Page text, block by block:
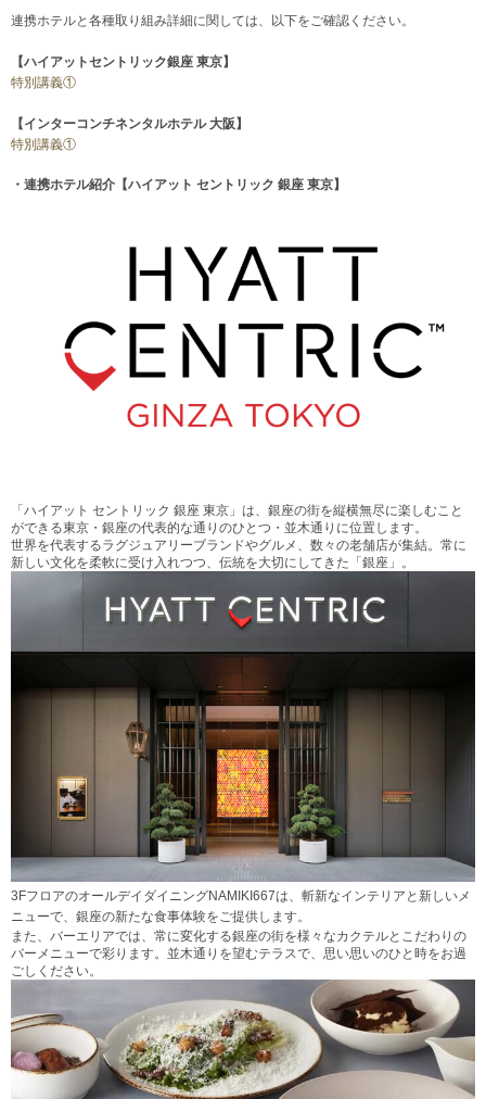
連携ホテルと各種取り組み詳細に関しては、以下をご確認ください。
【ハイアットセントリック銀座 東京】
特別講義①
【インターコンチネンタルホテル 大阪】
特別講義①
・連携ホテル紹介【ハイアット セントリック 銀座 東京】
「ハイアット セントリック 銀座 東京」は、銀座の街を縦横無尽に楽しむこと
ができる東京・銀座の代表的な通りのひとつ・並木通りに位置します。
世界を代表するラグジュアリーブランドやグルメ、数々の老舗店が集結。常に
新しい文化を柔軟に受け入れつつ、伝統を大切にしてきた「銀座」。
3FフロアのオールデイダイニングNAMIKI667は、斬新なインテリアと新しいメ
ニューで、銀座の新たな食事体験をご提供します。
また、バーエリアでは、常に変化する銀座の街を様々なカクテルとこだわりの
バーメニューで彩ります。並木通りを望むテラスで、思い思いのひと時をお過
ごしください。